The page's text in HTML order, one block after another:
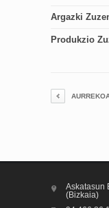
Argazki
Produkzio
Askatasun
(Bizkaia)